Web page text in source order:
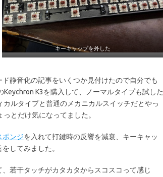
キーキャップを外した
静音化の記事をいくつか見付けたので自分でも
K3を購入して、ノーマルタイプも試した
ルタイプと普通のメカニカルスイッチだとやっ
とだけ気になってました。
ポンジを入れて打鍵時の反響を減衰、キーキャッ
してみました。
若干タッチがカタカタからスコスコって感じ